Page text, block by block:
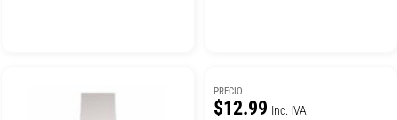
PRECIO
$12.99 Inc. IVA